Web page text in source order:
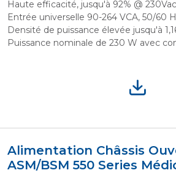
Haute efficacité, jusqu'à 92% @ 230Vac
Entrée universelle 90-264 VCA, 50/60
Densité de puissance élevée jusqu'à
Puissance nominale de 230 W avec
Alimentation Châssis
ASM/BSM 550 Series